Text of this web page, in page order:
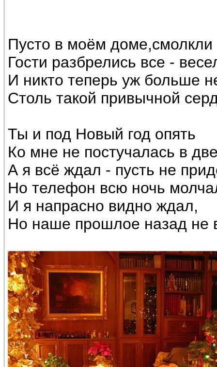
Пусто в моём доме,смолкли
Гости разбрелись все -
И никто теперь уж больше
Столь такой привычной
Ты и под Новый год опять
Ко мне не постучалась в
А я всё ждал - пусть не
Но телефон всю ночь
И я напрасно видно ждал,
Но наше прошлое назад не